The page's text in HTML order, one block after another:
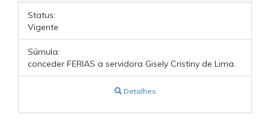
Status:
Vigente
Súmula:
conceder FERIAS a servidora Gisely Cristiny de Lima.
Detalhes